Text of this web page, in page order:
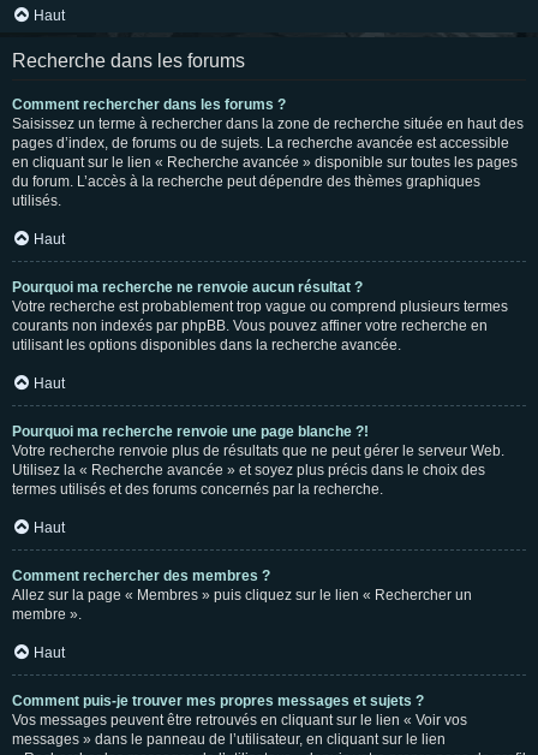
Haut
Recherche dans les forums
Comment rechercher dans les forums ?
Saisissez un terme à rechercher dans la zone de recherche située en haut des
pages d’index, de forums ou de sujets. La recherche avancée est accessible
en cliquant sur le lien « Recherche avancée » disponible sur toutes les pages
du forum. L’accès à la recherche peut dépendre des thèmes graphiques
utilisés.
Haut
Pourquoi ma recherche ne renvoie aucun résultat ?
Votre recherche est probablement trop vague ou comprend plusieurs termes
courants non indexés par phpBB. Vous pouvez affiner votre recherche en
utilisant les options disponibles dans la recherche avancée.
Haut
Pourquoi ma recherche renvoie une page blanche ?!
Votre recherche renvoie plus de résultats que ne peut gérer le serveur Web.
Utilisez la « Recherche avancée » et soyez plus précis dans le choix des
termes utilisés et des forums concernés par la recherche.
Haut
Comment rechercher des membres ?
Allez sur la page « Membres » puis cliquez sur le lien « Rechercher un
membre ».
Haut
Comment puis-je trouver mes propres messages et sujets ?
Vos messages peuvent être retrouvés en cliquant sur le lien « Voir vos
messages » dans le panneau de l’utilisateur, en cliquant sur le lien